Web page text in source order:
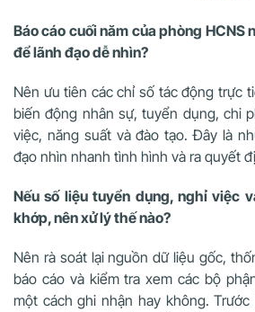
Báo cáo cuối năm của phòng HCNS
để lãnh đạo dễ nhìn?
Nên ưu tiên các chỉ số tác động trực
biến động nhân sự, tuyển dụng, chi
việc, năng suất và đào tạo. Đây là
đạo nhìn nhanh tình hình và ra quyết
Nếu số liệu tuyển dụng, nghỉ việc
khớp, nên xử lý thế nào?
Nên rà soát lại nguồn dữ liệu gốc,
báo cáo và kiểm tra xem các bộ
một cách ghi nhận hay không.